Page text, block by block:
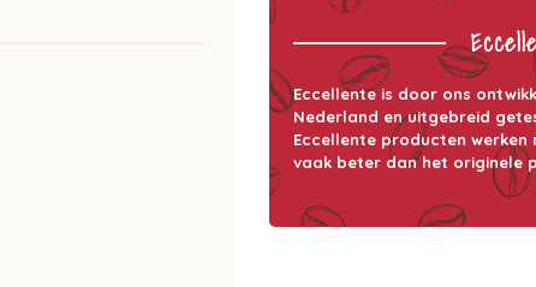
Eccellente is door ons
Nederland en uitgebreid
Eccellente producten werken
vaak beter dan het originele